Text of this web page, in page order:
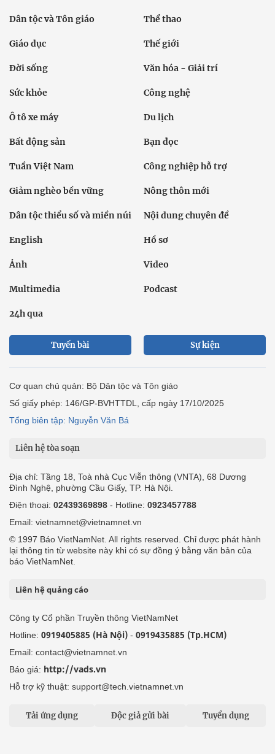
Dân tộc và Tôn giáo Thể thao
Giáo dục Thế giới
Đời sống Văn hóa - Giải trí
Sức khỏe Công nghệ
Ô tô xe máy Du lịch
Bất động sản Bạn đọc
Tuần Việt Nam Công nghiệp hỗ trợ
Giảm nghèo bền vững Nông thôn mới
Dân tộc thiểu số và miền núi Nội dung chuyên đề
English Hồ sơ
Ảnh Video
Multimedia Podcast
24h qua
Tuyến bài Sự kiện
Cơ quan chủ quản: Bộ Dân tộc và Tôn giáo
Số giấy phép: 146/GP-BVHTTDL, cấp ngày 17/10/2025
Tổng biên tập: Nguyễn Văn Bá
Liên hệ tòa soạn
Địa chỉ: Tầng 18, Toà nhà Cục Viễn thông (VNTA), 68 Dương
Đình Nghệ, phường Cầu Giấy, TP. Hà Nội.
Điện thoại: 02439369898 - Hotline: 0923457788
Email: vietnamnet@vietnamnet.vn
© 1997 Báo VietNamNet. All rights reserved. Chỉ được phát hành
lại thông tin từ website này khi có sự đồng ý bằng văn bản của
báo VietNamNet.
Liên hệ quảng cáo
Công ty Cổ phần Truyền thông VietNamNet
Hotline: 0919405885 (Hà Nội) - 0919435885 (Tp.HCM)
Email: contact@vietnamnet.vn
Báo giá: http://vads.vn
Hỗ trợ kỹ thuật: support@tech.vietnamnet.vn
Tải ứng dụng Độc giả gửi bài Tuyển dụng